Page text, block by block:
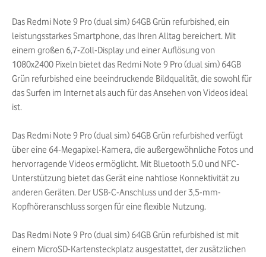
Das Redmi Note 9 Pro (dual sim) 64GB Grün refurbished, ein
leistungsstarkes Smartphone, das Ihren Alltag bereichert. Mit
einem großen 6,7-Zoll-Display und einer Auflösung von
1080x2400 Pixeln bietet das Redmi Note 9 Pro (dual sim) 64GB
Grün refurbished eine beeindruckende Bildqualität, die sowohl für
das Surfen im Internet als auch für das Ansehen von Videos ideal
ist.
Das Redmi Note 9 Pro (dual sim) 64GB Grün refurbished verfügt
über eine 64-Megapixel-Kamera, die außergewöhnliche Fotos und
hervorragende Videos ermöglicht. Mit Bluetooth 5.0 und NFC-
Unterstützung bietet das Gerät eine nahtlose Konnektivität zu
anderen Geräten. Der USB-C-Anschluss und der 3,5-mm-
Kopfhöreranschluss sorgen für eine flexible Nutzung.
Das Redmi Note 9 Pro (dual sim) 64GB Grün refurbished ist mit
einem MicroSD-Kartensteckplatz ausgestattet, der zusätzlichen